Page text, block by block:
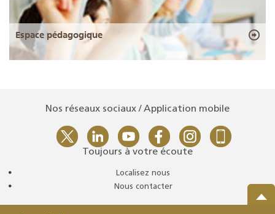
Espace pédagogique
Nos réseaux sociaux / Application mobile
Toujours à votre écoute
Localisez nous
Nous contacter